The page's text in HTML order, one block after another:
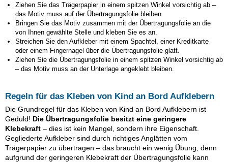
Ziehen Sie das Trägerpapier in einem spitzen Winkel vorsichtig ab –
das Motiv muss auf der Übertragungsfolie bleiben.
Bringen Sie das Motiv zusammen mit der Übertragungsfolie an die
von Ihnen gewählte Stelle und kleben Sie es an.
Streichen Sie den Aufkleber mit einem Spachtel, einer Kreditkarte
oder einem Fingernagel über die Übertragungsfolie glatt.
Ziehen Sie die Übertragungsfolie in einem spitzen Winkel vorsichtig ab
– das Motiv muss an der Unterlage angeklebt bleiben.
Regeln für das Kleben von Kind an Bord Aufklebern
Die Grundregel für das Kleben von Kind an Bord Aufklebern ist
Geduld! Die Übertragungsfolie besitzt eine geringere
Klebekraft – dies ist kein Mangel, sondern ihre Eigenschaft.
Gegliederte Aufkleber sind durch richtiges Anglätten vom
Trägerpapier zu übertragen – das braucht ein wenig Übung, denn
aufgrund der geringeren Klebekraft der Übertragungsfolie kann